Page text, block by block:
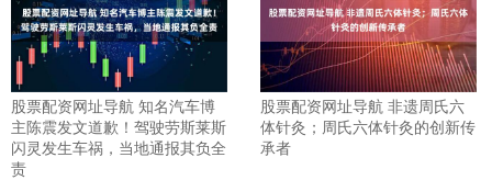
股票配资网址导航 知名汽车博
主陈震发文道歉！驾驶劳斯莱斯
闪灵发生车祸，当地通报其负全
责
股票配资网址导航 非遗周氏六
体针灸；周氏六体针灸的创新传
承者